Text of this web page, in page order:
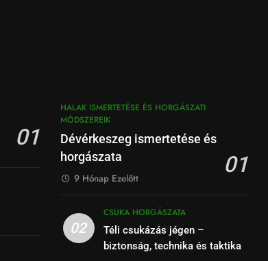
01
HALAK ISMERTETÉSE ÉS HORGÁSZATI
MÓDSZEREIK
Dévérkeszeg ismertetése és
horgászata
01
9 Hónap Ezelőtt
02
CSUKA HORGÁSZATA
Téli csukázás jégen –
biztonság, technika és taktika